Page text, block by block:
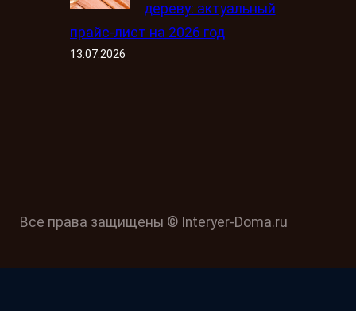
дереву: актуальный
прайс-лист на 2026 год
13.07.2026
Все права защищены © Interyer-Doma.ru